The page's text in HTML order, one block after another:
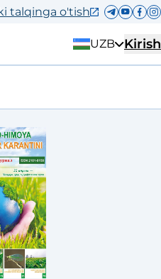
talqinga o'tish
UZB Kirish